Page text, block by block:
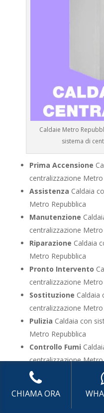
Caldaie Metro
sistema di
Prima Accensione
centralizzazione Metro
Assistenza Caldaia
Metro Repubblica
Manutenzione
centralizzazione Metro
Riparazione Caldaia
Metro Repubblica
Pronto Intervento
centralizzazione Metro
Sostituzione Caldaia
centralizzazione Metro
Pulizia Caldaia con
Metro Repubblica
Controllo Fumi
centralizzazione Metro
Bollino Blu
Caldaia
Metro Repubblica
Vendita Caldaia con
CHIAMA ORA